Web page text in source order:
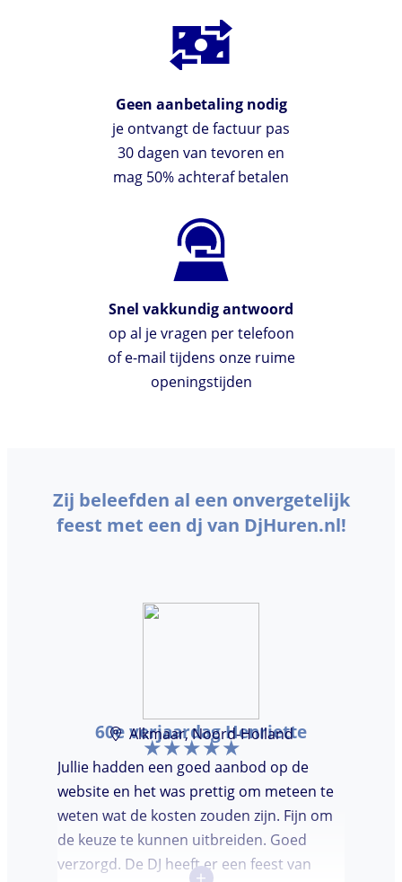
Geen aanbetaling nodig
je ontvangt de factuur pas
30 dagen van tevoren en
mag 50% achteraf betalen
Snel vakkundig antwoord
op al je vragen per telefoon
of e-mail tijdens onze ruime
openingstijden
Zij beleefden al een onvergetelijk
feest met een dj van DjHuren.nl!
60e verjaardag Henriette
Alkmaar, Noord-Holland
Jullie hadden een goed aanbod op de
website en het was prettig om meteen te
weten wat de kosten zouden zijn. Fijn om
de keuze te kunnen uitbreiden. Goed
verzorgd. De DJ heeft er een feest van